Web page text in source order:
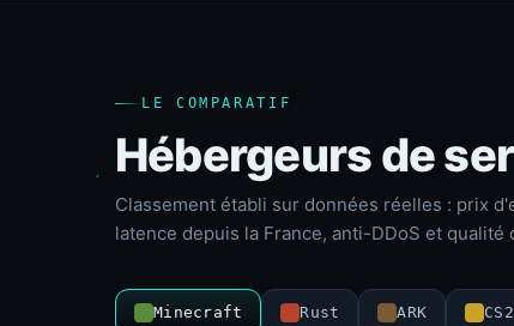
LE COMPARATIF
Hébergeurs de
Classement établi sur données réelles : prix
latence depuis la France, anti-DDoS et qualité
Minecraft Rust ARK CS2